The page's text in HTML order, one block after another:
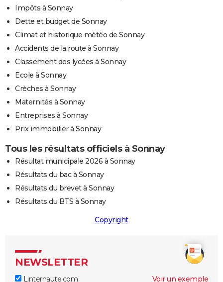
Impôts à Sonnay
Dette et budget de Sonnay
Climat et historique météo de Sonnay
Accidents de la route à Sonnay
Classement des lycées à Sonnay
Ecole à Sonnay
Crèches à Sonnay
Maternités à Sonnay
Entreprises à Sonnay
Prix immobilier à Sonnay
Tous les résultats officiels à Sonnay
Résultat municipale 2026 à Sonnay
Résultats du bac à Sonnay
Résultats du brevet à Sonnay
Résultats du BTS à Sonnay
Copyright
NEWSLETTER
Linternaute.com Voir un exemple